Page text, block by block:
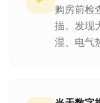
购房前检
描。发现
湿、电气